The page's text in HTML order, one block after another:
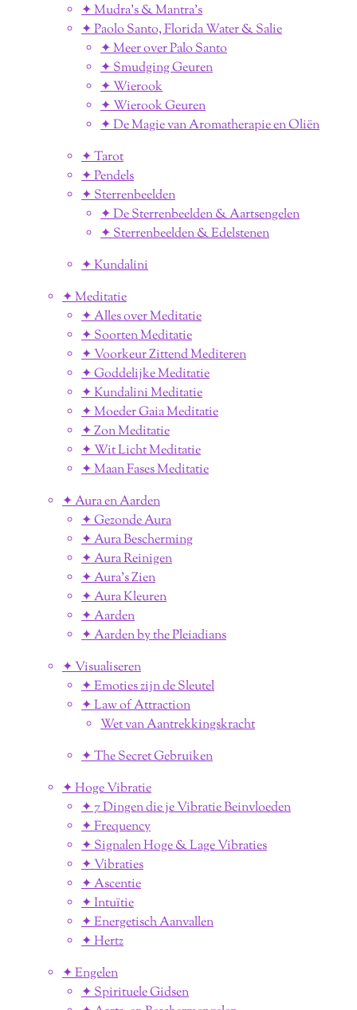
✦ Mudra's & Mantra's
✦ Paolo Santo, Florida Water & Salie
✦ Meer over Palo Santo
✦ Smudging Geuren
✦ Wierook
✦ Wierook Geuren
✦ De Magie van Aromatherapie en Oliën
✦ Tarot
✦ Pendels
✦ Sterrenbeelden
✦ De Sterrenbeelden & Aartsengelen
✦ Sterrenbeelden & Edelstenen
✦ Kundalini
✦ Meditatie
✦ Alles over Meditatie
✦ Soorten Meditatie
✦ Voorkeur Zittend Mediteren
✦ Goddelijke Meditatie
✦ Kundalini Meditatie
✦ Moeder Gaia Meditatie
✦ Zon Meditatie
✦ Wit Licht Meditatie
✦ Maan Fases Meditatie
✦ Aura en Aarden
✦ Gezonde Aura
✦ Aura Bescherming
✦ Aura Reinigen
✦ Aura's Zien
✦ Aura Kleuren
✦ Aarden
✦ Aarden by the Pleiadians
✦ Visualiseren
✦ Emoties zijn de Sleutel
✦ Law of Attraction
Wet van Aantrekkingskracht
✦ The Secret Gebruiken
✦ Hoge Vibratie
✦ 7 Dingen die je Vibratie Beinvloeden
✦ Frequency
✦ Signalen Hoge & Lage Vibraties
✦ Vibraties
✦ Ascentie
✦ Intuïtie
✦ Energetisch Aanvallen
✦ Hertz
✦ Engelen
✦ Spirituele Gidsen